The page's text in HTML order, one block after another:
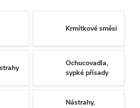
Krmítkové směsi
Ochucovadla,
sypké přísady
Nástrahy,